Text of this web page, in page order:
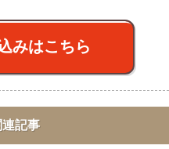
みはこちら
記事